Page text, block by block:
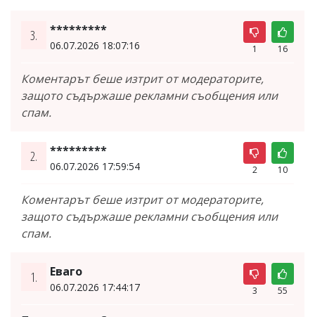
3. *********
06.07.2026 18:07:16 1 16
Коментарът беше изтрит от модераторите,
защото съдържаше рекламни съобщения или
спам.
2. *********
06.07.2026 17:59:54 2 10
Коментарът беше изтрит от модераторите,
защото съдържаше рекламни съобщения или
спам.
1. Еваго
06.07.2026 17:44:17 3 55